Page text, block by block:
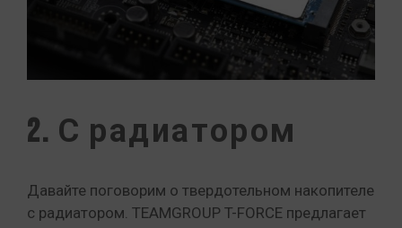
2. С радиатором
Давайте поговорим о твердотельном накопителе
с радиатором. TEAMGROUP T-FORCE предлагает